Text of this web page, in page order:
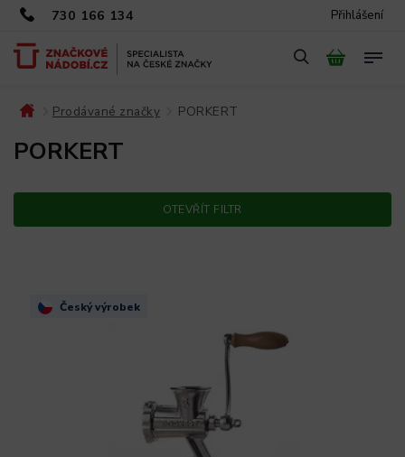
730 166 134 Přihlášení
Prodávané značky PORKERT
PORKERT
OTEVŘÍT FILTR
Český výrobek